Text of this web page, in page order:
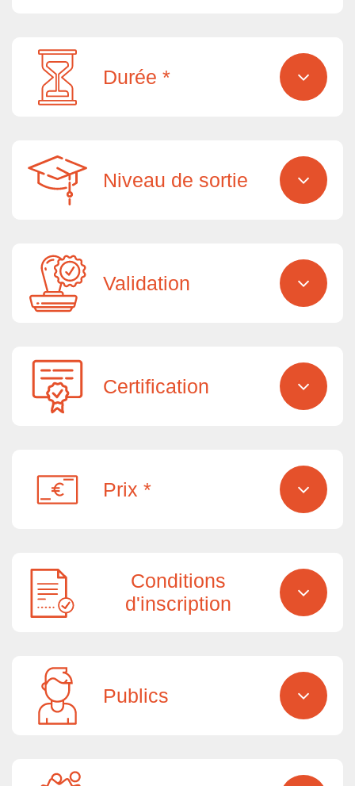
Durée *
Niveau de sortie
Validation
Certification
Prix *
Conditions
d'inscription
Publics